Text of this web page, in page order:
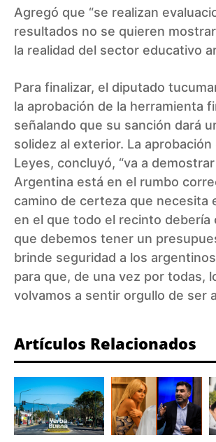
Agregó que “se realizan
resultados no se quieren
la realidad del sector educativo
Para finalizar, el diputado
la aprobación de la herramienta
señalando que su sanción dará
solidez al exterior. La aprobación
Leyes, concluyó, “va a
Argentina está en el rumbo
camino de certeza que necesita
en el que todo el recinto debería
que debemos tener un
brinde seguridad a los
para que, de una vez por todas,
volvamos a sentir orgullo de ser
Artículos Relacionados